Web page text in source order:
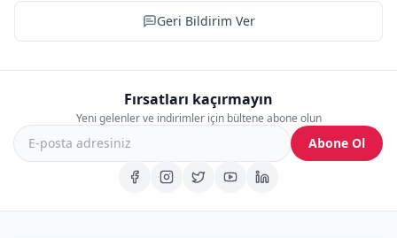
Geri Bildirim Ver
Fırsatları kaçırmayın
Yeni gelenler ve indirimler için bültene abone olun
Abone Ol